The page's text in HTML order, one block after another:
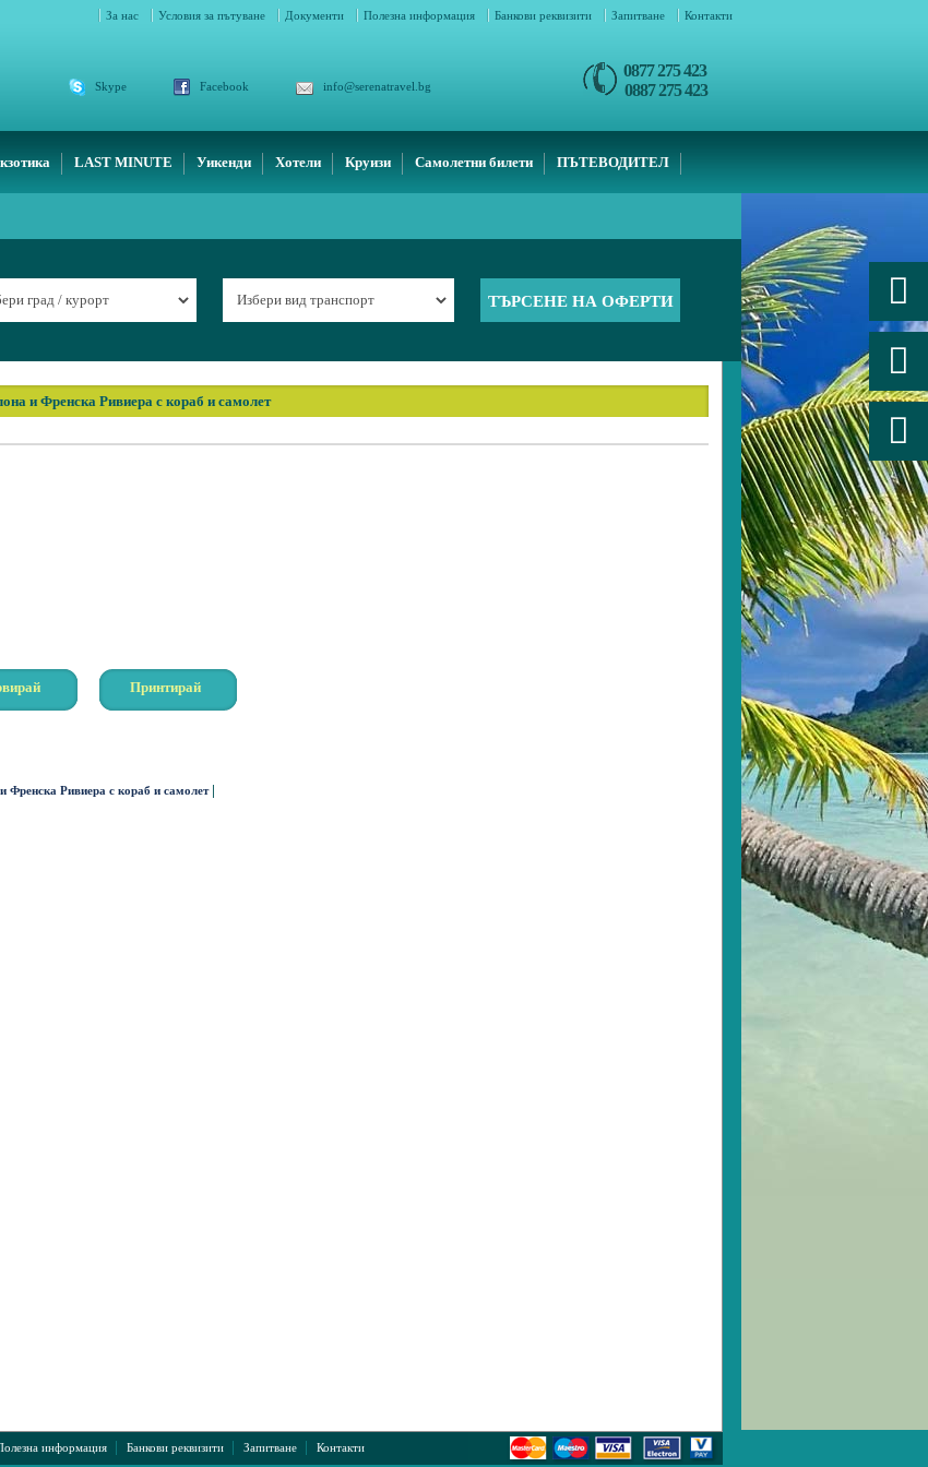
За нас Условия за пътуване Документи Полезна информация Банкови реквизити Запитване Контакти
Skype Facebook info@serenatravel.bg
0877 275 423
0887 275 423
LAST MINUTE Уикенди Хотели Круизи Самолетни билети ПЪТЕВОДИТЕЛ
и Френска Ривиера с кораб и самолет
Принтирай
Френска Ривиера с кораб и самолет |
информация Банкови реквизити Запитване Контакти